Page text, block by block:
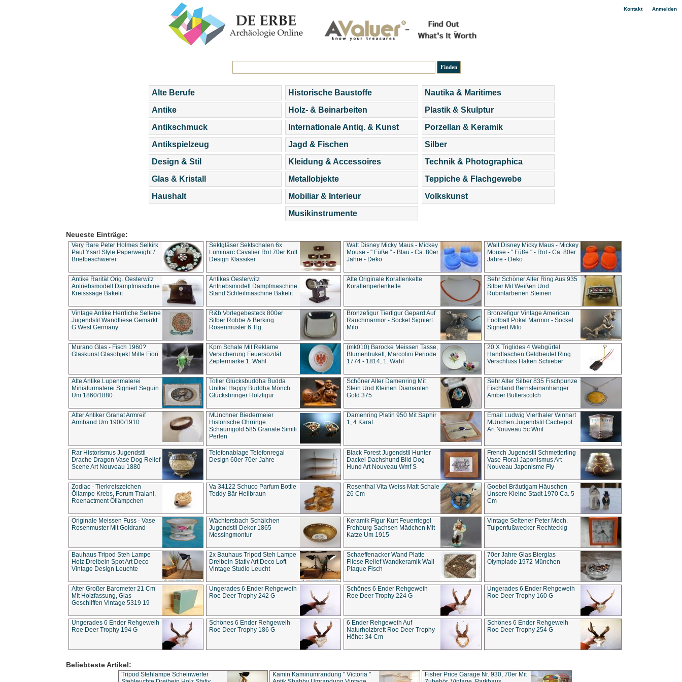
Kontakt| Anmelden
Alte Berufe
Antike
Antikschmuck
Antikspielzeug
Design & Stil
Glas & Kristall
Haushalt
Historische Baustoffe
Holz- & Beinarbeiten
Internationale Antiq. & Kunst
Jagd & Fischen
Kleidung & Accessoires
Metallobjekte
Mobiliar & Interieur
Musikinstrumente
Nautika & Maritimes
Plastik & Skulptur
Porzellan & Keramik
Silber
Technik & Photographica
Teppiche & Flachgewebe
Volkskunst
Neueste Einträge:
Very Rare Peter Holmes Selkirk
Paul Ysart Style Paperweight /
Briefbeschwerer
Sektgläser Sektschalen 6x
Luminarc Cavalier Rot 70er Kult
Design Klassiker
Walt Disney Micky Maus - Mickey
Mouse - " Füße " - Blau - Ca. 80er
Jahre - Deko
Walt Disney Micky Maus - Mickey
Mouse - " Füße " - Rot - Ca. 80er
Jahre - Deko
Antike Rarität Orig. Oesterwitz
Antriebsmodell Dampfmaschine
Kreisssäge Bakelit
Antikes Oesterwitz
Antriebsmodell Dampfmaschine
Stand Schleifmaschine Bakelit
Alte Originale Korallenkette
Korallenperlenkette
Sehr Schöner Alter Ring Aus 935
Silber Mit Weißen Und
Rubinfarbenen Steinen
Vintage Antike Herrliche Seltene
Jugendstil Wandfliese Gemarkt
G West Germany
R&b Vorlegebesteck 800er
Silber Robbe & Berking
Rosenmuster 6 Tlg.
Bronzefigur Tierfigur Gepard Auf
Rauchmarmor - Sockel Signiert
Milo
Bronzefigur Vintage American
Football Pokal Marmor - Sockel
Signiert Milo
Murano Glas - Fisch 1960?
Glaskunst Glasobjekt Mille Fiori
Kpm Schale Mit Reklame
Versicherung Feuersozität
Zeptermarke 1. Wahl
(mk010) Barocke Meissen Tasse,
Blumenbukett, Marcolini Periode
1774 - 1814, 1. Wahl
20 X Triglides 4 Webgürtel
Handtaschen Geldbeutel Ring
Verschluss Haken Schieber
Alte Antike Lupenmalerei
Miniaturmalerei Signiert Seguin
Um 1860/1880
Toller Glücksbuddha Budda
Unikat Happy Buddha Mönch
Glücksbringer Holzfigur
Schöner Alter Damenring Mit
Stein Und Kleinen Diamanten
Gold 375
Sehr Alter Silber 835 Fischpunze
Fischland Bernsteinanhänger
Amber Butterscotch
Alter Antiker Granat Armreif
Armband Um 1900/1910
MÜnchner Biedermeier
Historische Ohrringe
Schaumgold 585 Granate Simili
Perlen
Damenring Platin 950 Mit Saphir
1, 4 Karat
Email Ludwig Vierthaler Winhart
MÜnchen Jugendstil Cachepot
Art Nouveau 5c Wmf
Rar Historismus Jugendstil
Drache Dragon Vase Dog Relief
Scene Art Nouveau 1880
Telefonablage Telefonregal
Design 60er 70er Jahre
Black Forest Jugendstil Hunter
Dackel Dachshund Bild Dog
Hund Art Nouveau Wmf S
French Jugendstil Schmetterling
Vase Floral Japonismus Art
Nouveau Japonisme Fly
Zodiac - Tierkreiszeichen
Öllampe Krebs, Forum Traiani,
Reenactment Öllämpchen
Va 34122 Schuco Parfum Bottle
Teddy Bär Hellbraun
Rosenthal Vita Weiss Matt Schale
26 Cm
Goebel Bräutigam Häuschen
Unsere Kleine Stadt 1970 Ca. 5
Cm
Originale Meissen Fuss - Vase
Rosenmuster Mit Goldrand
Wächtersbach Schälchen
Jugendstil Dekor 1865
Messingmontur
Keramik Figur Kurt Feuerriegel
Frohburg Sachsen Mädchen Mit
Katze Um 1915
Vintage Seltener Peter Mech.
Tulpenfußwecker Rechteckig
Bauhaus Tripod Steh Lampe
Holz Dreibein Spot Art Deco
Vintage Design Leuchte
2x Bauhaus Tripod Steh Lampe
Dreibein Stativ Art Deco Loft
Vintage Studio Leucht
Schaeffenacker Wand Platte
Fliese Relief Wandkeramik Wall
Plaque Fisch
70er Jahre Glas Bierglas
Olympiade 1972 München
Alter Großer Barometer 21 Cm
Mit Holzfassung, Glas
Geschliffen Vintage 5319 19
Ungerades 6 Ender Rehgeweih
Roe Deer Trophy 242 G
Schönes 6 Ender Rehgeweih
Roe Deer Trophy 224 G
Ungerades 6 Ender Rehgeweih
Roe Deer Trophy 160 G
Ungerades 6 Ender Rehgeweih
Roe Deer Trophy 194 G
Schönes 6 Ender Rehgeweih
Roe Deer Trophy 186 G
6 Ender Rehgeweih Auf
Naturholzbrett Roe Deer Trophy
Höhe: 34 Cm
Schönes 6 Ender Rehgeweih
Roe Deer Trophy 254 G
Beliebteste Artikel:
Tripod Stehlampe Scheinwerfer
Kamin Kaminumrandung " Victoria "
Fisher Price Garage Nr. 930, 70er Mit